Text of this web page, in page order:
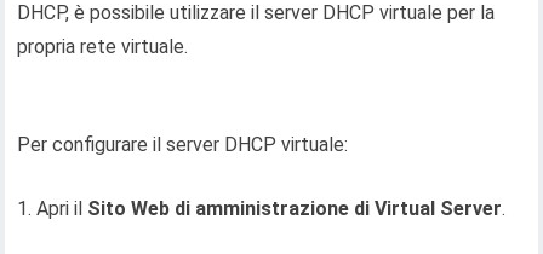
DHCP, è possibile utilizzare il server DHCP virtuale per la
propria rete virtuale.
Per configurare il server DHCP virtuale:
1. Apri il Sito Web di amministrazione di Virtual Server.